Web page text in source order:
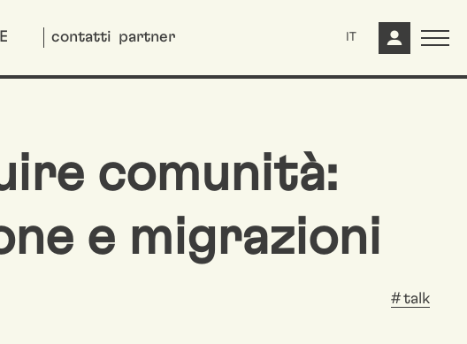
contatti partner IT
comunità:
e migrazioni
talk